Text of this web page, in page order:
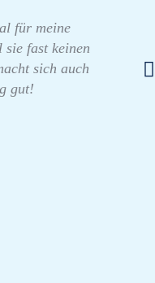
für meine
sie fast keinen
sich auch
gut!